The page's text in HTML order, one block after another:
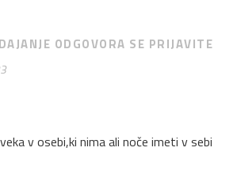
ODGOVORA SE PRIJAVITE
v osebi,ki nima ali noče imeti v sebi